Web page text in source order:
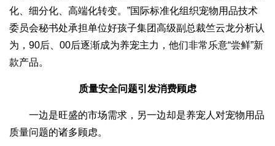
化、细分化、高端化转变。”国际标准化组织宠物用品技术
委员会秘书处承担单位好孩子集团高级副总裁竺云龙分析认
为，90后、00后逐渐成为养宠主力，他们非常乐意“尝鲜”新
款产品。
质量安全问题引发消费顾虑
一边是旺盛的市场需求，另一边却是养宠人对宠物用品
质量问题的诸多顾虑。